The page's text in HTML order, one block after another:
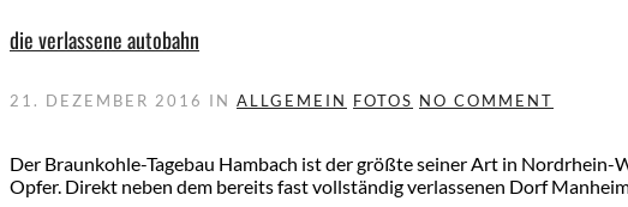
die verlassene autobahn
21. DEZEMBER 2016 IN ALLGEMEIN FOTOS NO COMMENT
Der Braunkohle-Tagebau Hambach ist der größte seiner Art in
Opfer. Direkt neben dem bereits fast vollständig verlassenen Dorf